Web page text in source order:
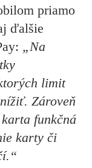
priamo
ďalšie
„ Na
limit
Zároveň
funkčná
karty či